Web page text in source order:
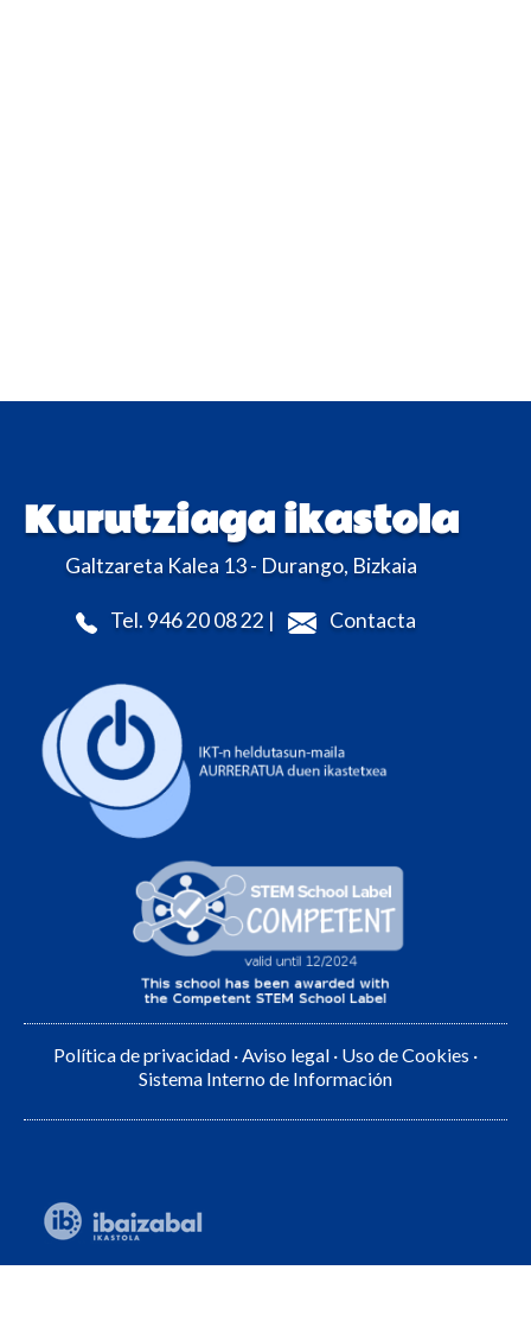
Kurutziaga ikastola
Galtzareta Kalea 13 - Durango, Bizkaia
Tel. 946 20 08 22 | Contacta
Política de privacidad ·Aviso legal · Uso de Cookies ·
Sistema Interno de Información